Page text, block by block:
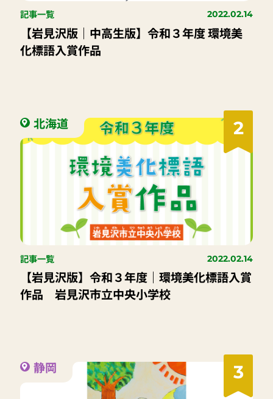
記事一覧 2022.02.14
【岩見沢版｜中高生版】令和３年度 環境美
化標語入賞作品
2
北海道
記事一覧 2022.02.14
【岩見沢版】令和３年度｜環境美化標語入賞
作品 岩見沢市立中央小学校
3
静岡